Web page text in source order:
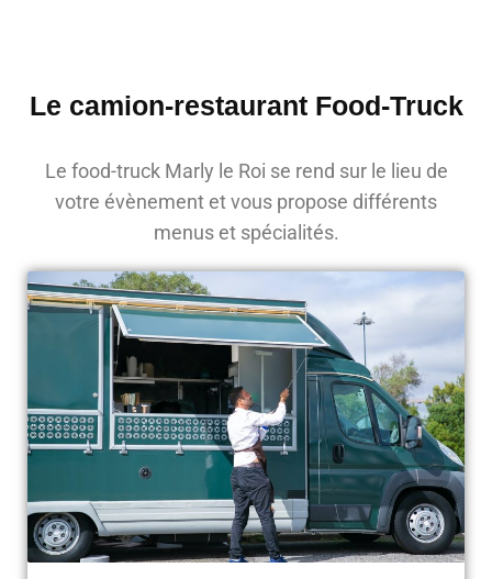
Le camion-restaurant Food-Truck
Le food-truck Marly le Roi se rend sur le lieu de
votre évènement et vous propose différents
menus et spécialités.